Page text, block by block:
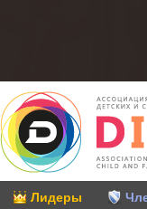
Лидеры